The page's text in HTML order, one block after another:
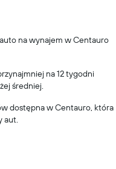
na wynajem w Centauro
na 12 tygodni
średniej.
dostępna w Centauro, która
aut.